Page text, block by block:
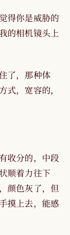
得你是威胁的
的相机镜头上
了，那种体
，宽容的，
收分的，中段
顺着力往下
颜色灰了，但
摸上去，能感